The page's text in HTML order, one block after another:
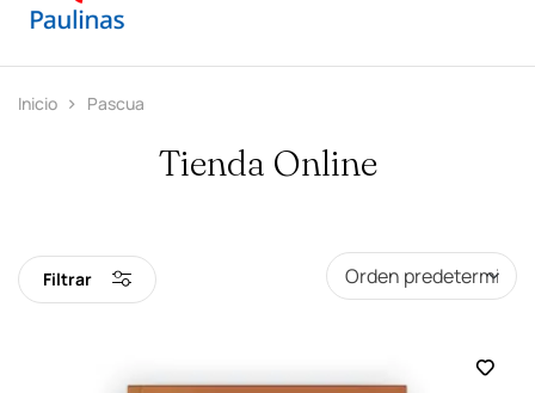
Inicio Pascua
Tienda Online
Filtrar